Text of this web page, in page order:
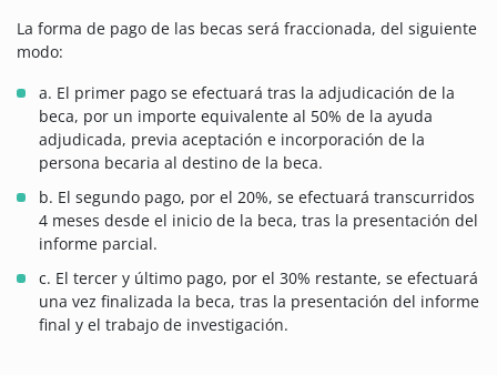
La forma de pago de las becas será fraccionada, del siguiente
modo:
a. El primer pago se efectuará tras la adjudicación de la
beca, por un importe equivalente al 50% de la ayuda
adjudicada, previa aceptación e incorporación de la
persona becaria al destino de la beca.
b. El segundo pago, por el 20%, se efectuará transcurridos
4 meses desde el inicio de la beca, tras la presentación del
informe parcial.
c. El tercer y último pago, por el 30% restante, se efectuará
una vez finalizada la beca, tras la presentación del informe
final y el trabajo de investigación.